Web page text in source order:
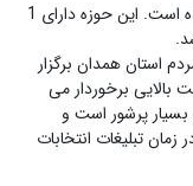
حوزه انتخابیه تویسرکان در استان همدان واقع شده است. این حوزه دارای 1
استان همدان برگزار
بالایی برخوردار می
بسیار پرشور است و
تبلیغات انتخابات